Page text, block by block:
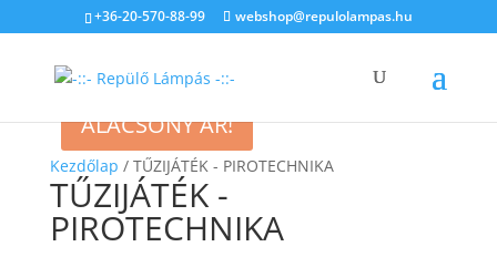
+36-20-570-88-99 webshop@repulolampas.hu
Kezdőlap / TŰZIJÁTÉK - PIROTECHNIKA
TŰZIJÁTÉK -
PIROTECHNIKA
ALACSONY ÁR!